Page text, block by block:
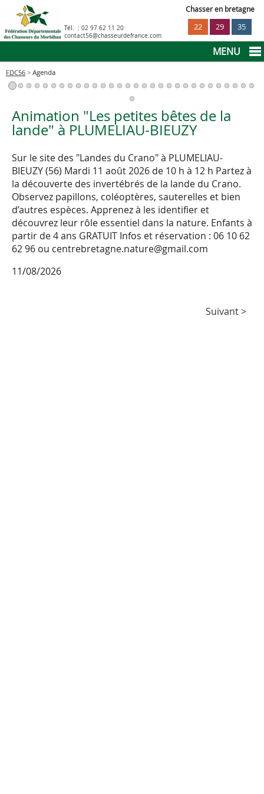
Tél. : 02 97 62 11 20
contact56@chasseurdefrance.com
Chasser en bretagne
22 29 35
MENU
La sécurité à la chasse
Réglementation
Déclaration prélèvements sangliers
Le permis de chasser
Déclaration prélèvements cervidés
Agenda
FDC56 > Agenda
Animation "Les petites bêtes de la
lande" à PLUMELIAU-BIEUZY
Sur le site des "Landes du Crano" à PLUMELIAU-
BIEUZY (56) Mardi 11 août 2026 de 10 h à 12 h Partez à
la découverte des invertébrés de la lande du Crano.
Observez papillons, coléoptères, sauterelles et bien
d’autres espèces. Apprenez à les identifier et
découvrez leur rôle essentiel dans la nature. Enfants à
partir de 4 ans GRATUIT Infos et réservation : 06 10 62
62 96 ou centrebretagne.nature@gmail.com
11/08/2026
Suivant >